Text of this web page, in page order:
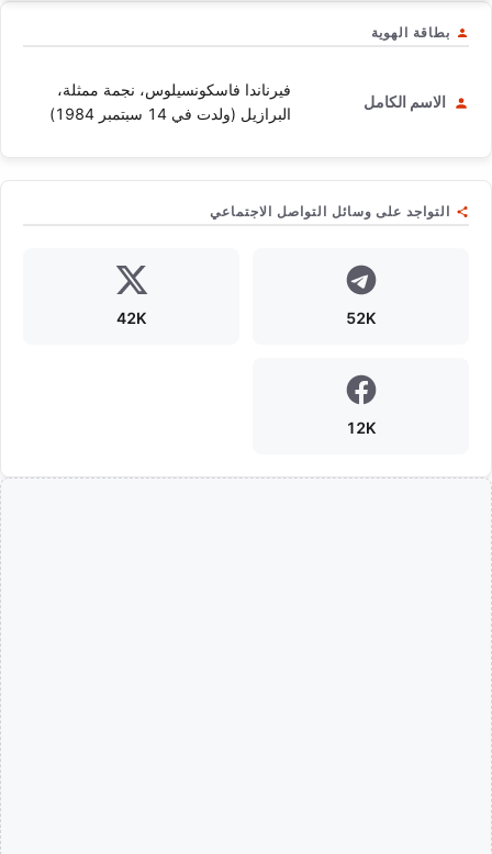
بطاقة الهوية
الاسم الكامل
فيرناندا فاسكونسيلوس، نجمة ممثلة،
البرازيل (ولدت في 14 سبتمبر 1984)
التواجد على وسائل التواصل الاجتماعي
52K
42K
12K